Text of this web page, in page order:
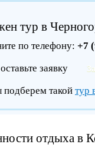
тур в
по телефону: +7
заявку
такой тур
отдыха в